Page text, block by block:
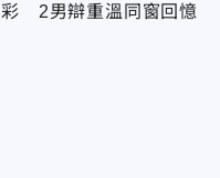
彩 2男辯重溫同窗回憶